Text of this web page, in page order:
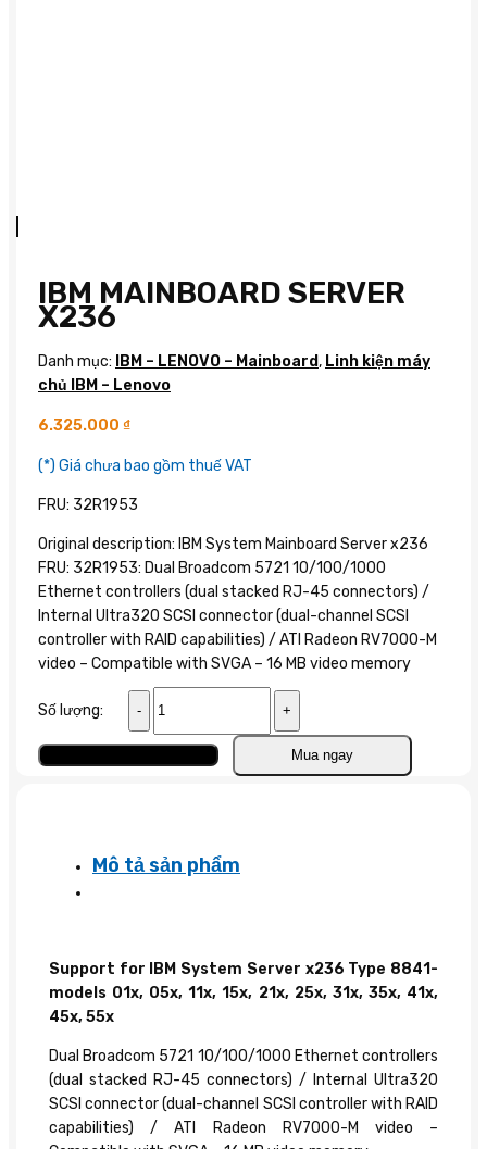
IBM MAINBOARD SERVER
X236
Danh mục: IBM – LENOVO – Mainboard, Linh kiện máy
chủ IBM – Lenovo
6.325.000 ₫
(*) Giá chưa bao gồm thuế VAT
FRU: 32R1953
Original description: IBM System Mainboard Server x236
FRU: 32R1953: Dual Broadcom 5721 10/100/1000
Ethernet controllers (dual stacked RJ-45 connectors) /
Internal Ultra320 SCSI connector (dual-channel SCSI
controller with RAID capabilities) / ATI Radeon RV7000-M
video – Compatible with SVGA – 16 MB video memory
Số lượng:
Mainboard
Server
x236
Mua ngay
Mô tả sản phẩm
Support for IBM System Server x236 Type 8841-
models 01x, 05x, 11x, 15x, 21x, 25x, 31x, 35x, 41x,
45x, 55x
Dual Broadcom 5721 10/100/1000 Ethernet controllers
(dual stacked RJ-45 connectors) / Internal Ultra320
SCSI connector (dual-channel SCSI controller with RAID
capabilities) / ATI Radeon RV7000-M video –